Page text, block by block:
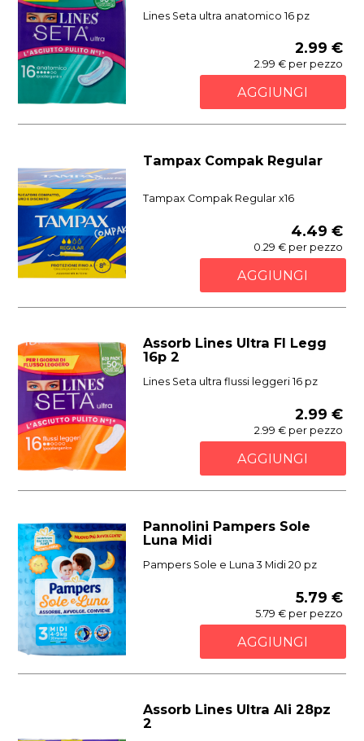
Lines Seta ultra anatomico 16 pz
2.99 €
2.99 € per pezzo
AGGIUNGI
Tampax Compak Regular
Tampax Compak Regular x16
4.49 €
0.29 € per pezzo
AGGIUNGI
Assorb Lines Ultra Fl Legg
16p 2
Lines Seta ultra flussi leggeri 16 pz
2.99 €
2.99 € per pezzo
AGGIUNGI
Pannolini Pampers Sole
Luna Midi
Pampers Sole e Luna 3 Midi 20 pz
5.79 €
5.79 € per pezzo
AGGIUNGI
Assorb Lines Ultra Ali 28pz
2